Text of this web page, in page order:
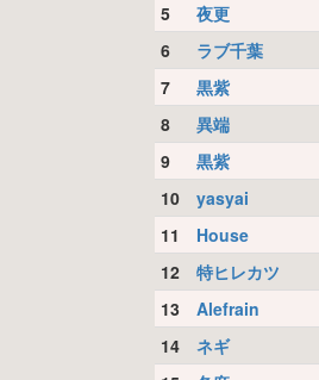
5 夜更
6 ラブ千葉
7 黒紫
8 異端
9 黒紫
10 yasyai
11 House
12 特ヒレカツ
13 Alefrain
14 ネギ